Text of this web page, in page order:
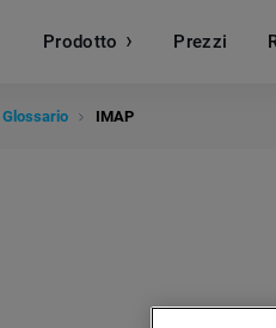
Prodotto Prezzi
Glossario IMAP